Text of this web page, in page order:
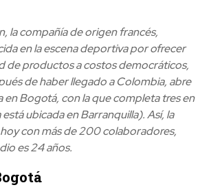
la compañía de origen francés,
en la escena deportiva por ofrecer
de productos a costos democráticos,
de haber llegado a Colombia, abre
en Bogotá, con la que completa tres en
ubicada en Barranquilla). Así, la
con más de 200 colaboradores,
es 24 años.